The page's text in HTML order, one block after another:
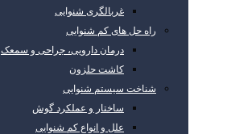
غربالگری شنوایی
راه حل های کم شنوایی
درمان دارویی، جراحی و سمعک
کاشت حلزون
شناخت سیستم شنوایی
ساختار و عملکرد گوش
علل و انواع کم شنوایی